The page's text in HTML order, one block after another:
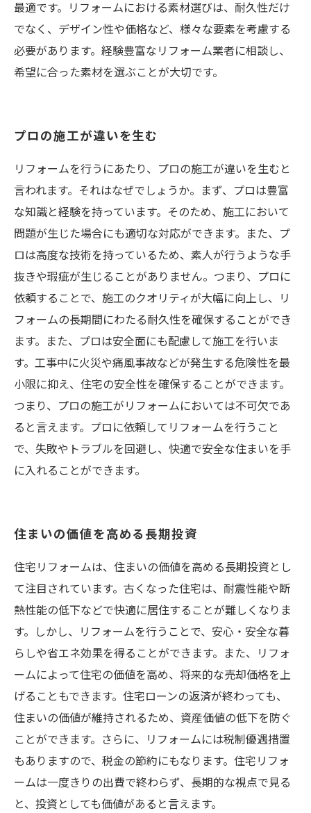
最適です。リフォームにおける素材選びは、耐久性だけ
でなく、デザイン性や価格など、様々な要素を考慮する
必要があります。経験豊富なリフォーム業者に相談し、
希望に合った素材を選ぶことが大切です。
プロの施工が違いを生む
リフォームを行うにあたり、プロの施工が違いを生むと
言われます。それはなぜでしょうか。まず、プロは豊富
な知識と経験を持っています。そのため、施工において
問題が生じた場合にも適切な対応ができます。また、プ
ロは高度な技術を持っているため、素人が行うような手
抜きや瑕疵が生じることがありません。つまり、プロに
依頼することで、施工のクオリティが大幅に向上し、リ
フォームの長期間にわたる耐久性を確保することができ
ます。また、プロは安全面にも配慮して施工を行いま
す。工事中に火災や痛風事故などが発生する危険性を最
小限に抑え、住宅の安全性を確保することができます。
つまり、プロの施工がリフォームにおいては不可欠であ
ると言えます。プロに依頼してリフォームを行うこと
で、失敗やトラブルを回避し、快適で安全な住まいを手
に入れることができます。
住まいの価値を高める長期投資
住宅リフォームは、住まいの価値を高める長期投資とし
て注目されています。古くなった住宅は、耐震性能や断
熱性能の低下などで快適に居住することが難しくなりま
す。しかし、リフォームを行うことで、安心・安全な暮
らしや省エネ効果を得ることができます。また、リフォ
ームによって住宅の価値を高め、将来的な売却価格を上
げることもできます。住宅ローンの返済が終わっても、
住まいの価値が維持されるため、資産価値の低下を防ぐ
ことができます。さらに、リフォームには税制優遇措置
もありますので、税金の節約にもなります。住宅リフォ
ームは一度きりの出費で終わらず、長期的な視点で見る
と、投資としても価値があると言えます。